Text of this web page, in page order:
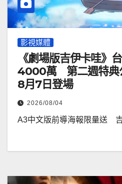
影視媒體
《劇場版吉伊卡哇》
4000萬 第二週特典
8月7日登場
2026/08/04
A3中文版前導海報限量送